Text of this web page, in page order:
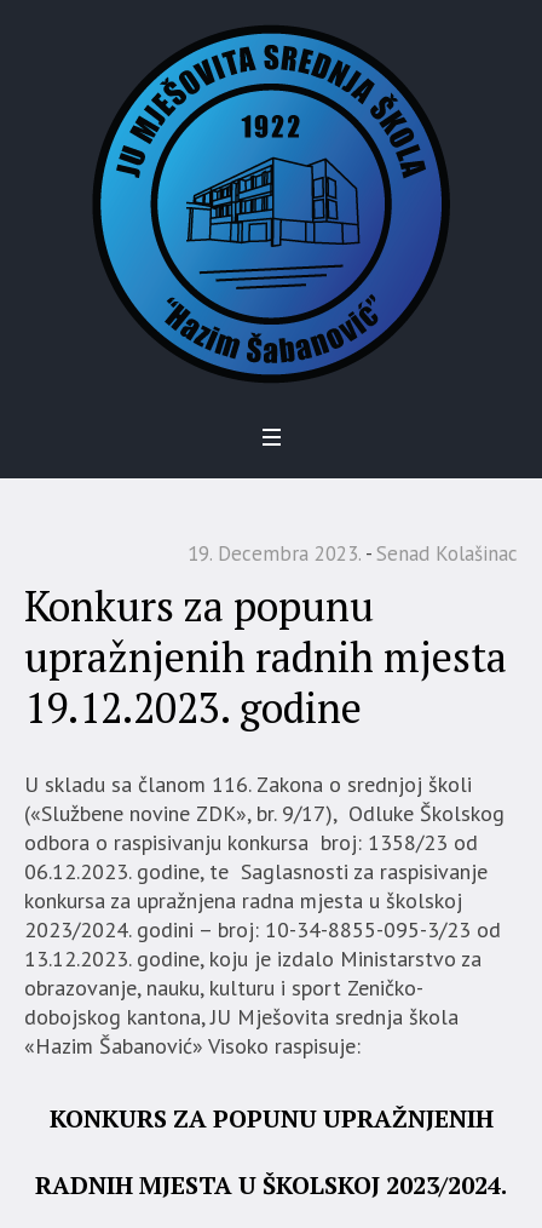
19. Decembra 2023. Senad Kolašinac
Konkurs za popunu
upražnjenih radnih mjesta
19.12.2023. godine
U skladu sa članom 116. Zakona o srednjoj školi
(«Službene novine ZDK», br. 9/17), Odluke Školskog
odbora o raspisivanju konkursa broj: 1358/23 od
06.12.2023. godine, te Saglasnosti za raspisivanje
konkursa za upražnjena radna mjesta u školskoj
2023/2024. godini – broj: 10-34-8855-095-3/23 od
13.12.2023. godine, koju je izdalo Ministarstvo za
obrazovanje, nauku, kulturu i sport Zeničko-
dobojskog kantona, JU Mješovita srednja škola
«Hazim Šabanović» Visoko raspisuje:
KONKURS ZA POPUNU UPRAŽNJENIH
RADNIH MJESTA U ŠKOLSKOJ 2023/2024.